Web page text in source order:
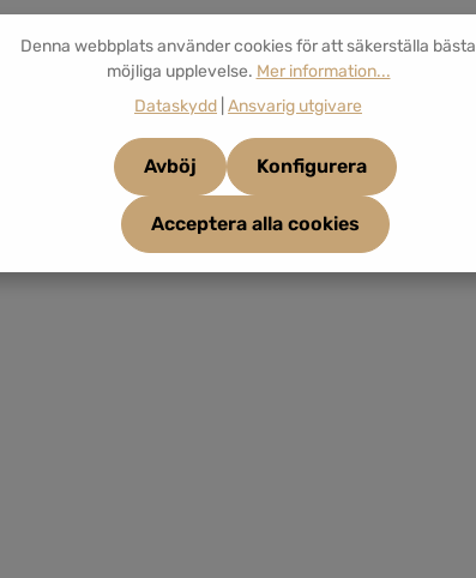
Denna webbplats använder cookies för att säkerställa bästa
möjliga upplevelse. Mer information...
Dataskydd Ansvarig utgivare
Avböj Konfigurera
Acceptera alla cookies